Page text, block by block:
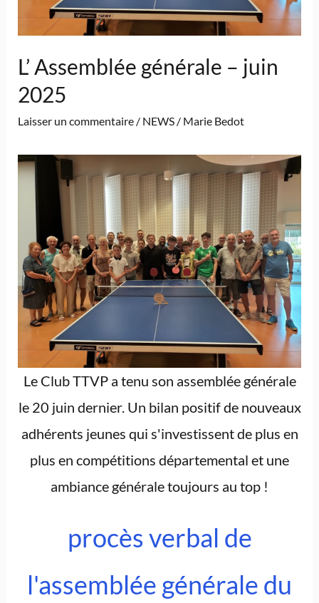
L’ Assemblée générale – juin
2025
Laisser un commentaire / NEWS/ Marie Bedot
Le Club TTVP a tenu son assemblée générale
le 20 juin dernier. Un bilan positif de nouveaux
adhérents jeunes qui s'investissent de plus en
plus en compétitions départemental et une
ambiance générale toujours au top !
procès verbal de
l'assemblée générale du